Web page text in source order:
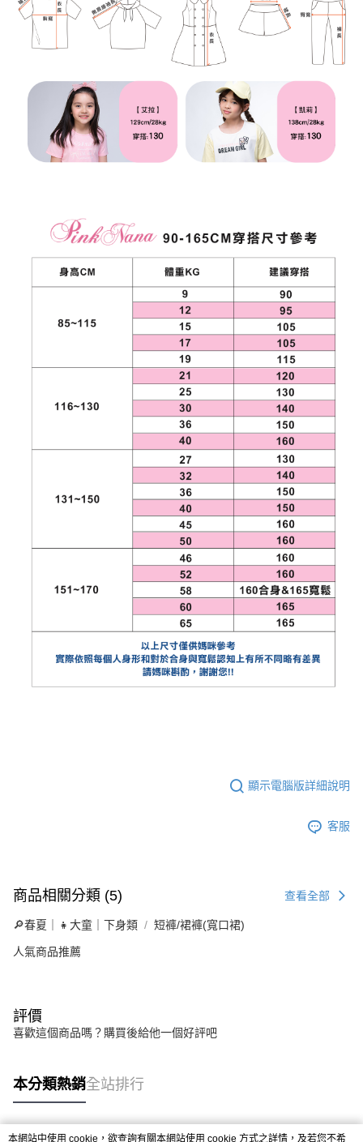
顯示電腦版詳細說明
客服
商品相關分類 (5) 查看全部
🔎春夏｜👧大童｜下身類 短褲/裙褲(寬口裙)
人氣商品推薦
評價
喜歡這個商品嗎？購買後給他一個好評吧
本分類熱銷全站排行
本網站中使用 cookie，欲查詢有關本網站使用 cookie 方式之詳情，及若您不希